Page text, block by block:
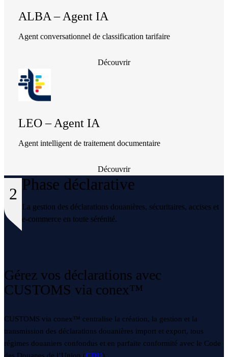
ALBA – Agent IA
Agent conversationnel de classification tarifaire
Découvrir
LEO – Agent IA
Agent intelligent de traitement documentaire
Découvrir
2
Phase déclarative
La gestion des déclarations douanières, sécuritaires, accises et
e-commerce en toute sérénité.
Gérez vos déclarations avec
CUSTOMS via conex™
CUSTOMS via conex™ centralise la création, la gestion et la
transmission des déclarations douanières import et export, tous
régimes douaniers confondus et en parfaite conformité avec le Code